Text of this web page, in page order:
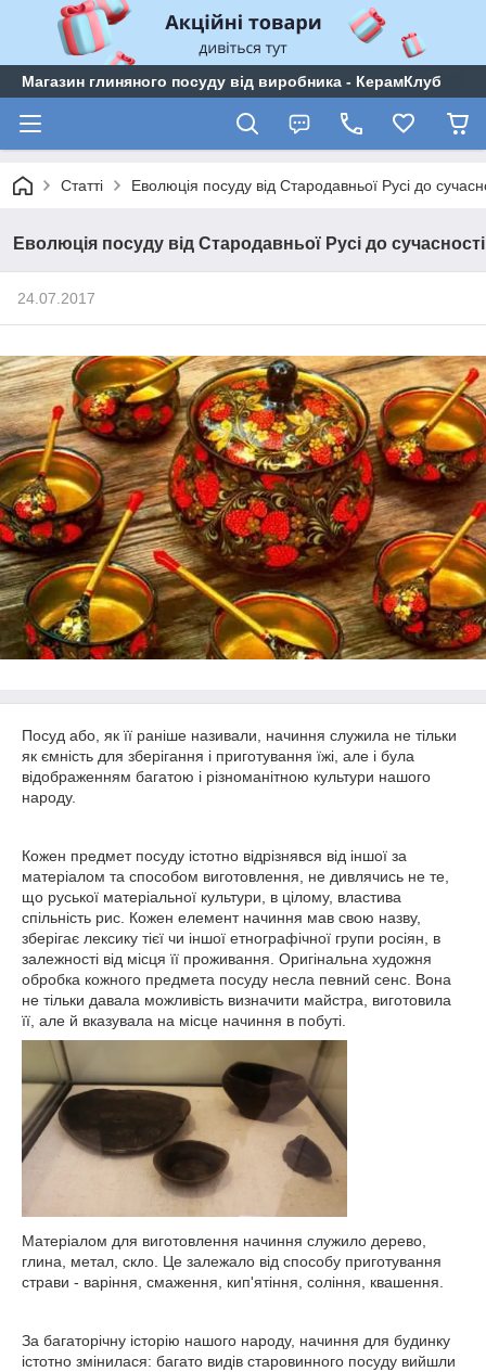
Магазин глиняного посуду від виробника - КерамКлуб
Статті Еволюція посуду від Стародавньої Русі до
Еволюція посуду від Стародавньої Русі до сучасності
24.07.2017
Посуд або, як її раніше називали, начиння служила не тільки
як ємність для зберігання і приготування їжі, але і була
відображенням багатою і різноманітною культури нашого
народу.
Кожен предмет посуду істотно відрізнявся від іншої за
матеріалом та способом виготовлення, не дивлячись не те,
що руської матеріальної культури, в цілому, властива
спільність рис. Кожен елемент начиння мав свою назву,
зберігає лексику тієї чи іншої етнографічної групи росіян, в
залежності від місця її проживання. Оригінальна художня
обробка кожного предмета посуду несла певний сенс. Вона
не тільки давала можливість визначити майстра, виготовила
її, але й вказувала на місце начиння в побуті.
Матеріалом для виготовлення начиння служило дерево,
глина, метал, скло. Це залежало від способу приготування
страви - варіння, смаження, кип'ятіння, соління, квашення.
За багаторічну історію нашого народу, начиння для будинку
істотно змінилася: багато видів старовинного посуду вийшли